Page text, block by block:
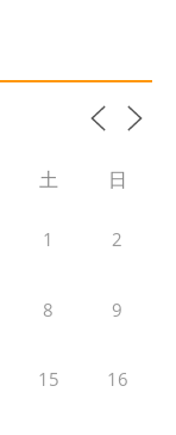
土 日
1 2
8 9
15 16